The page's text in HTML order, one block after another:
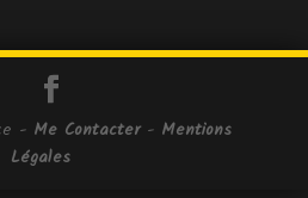
- Me Contacter- Mentions
Légales